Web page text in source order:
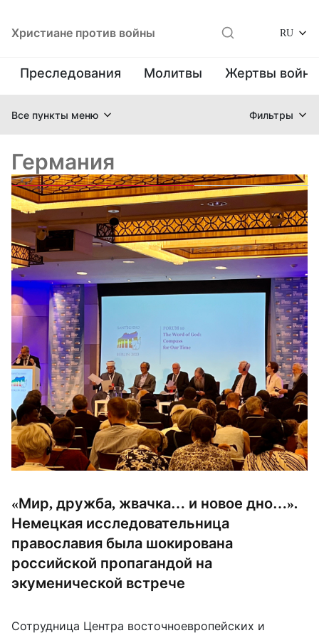
Христиане против войны RU
Преследования Молитвы Жертвы
Все пункты меню Фильтры
Германия
«Мир, дружба, жвачка… и новое дно…».
Немецкая исследовательница
православия была шокирована
российской пропагандой на
экуменической встрече
Сотрудница Центра восточноевропейских и